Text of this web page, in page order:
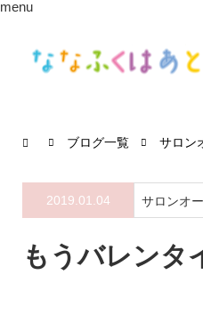
menu
ブログ一覧 サロン
2019.01.04 サロンオ
もうバレンタ